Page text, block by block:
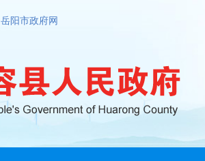
岳阳市政府网